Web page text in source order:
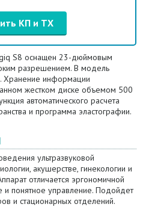
КП и ТХ
S8 оснащен 23-дюймовым
разрешением. В модель
Хранение информации
жестком диске объемом 500
автоматического расчета
и программа эластографии.
ультразвуковой
акушерстве, гинекологии и
отличается эргономичной
и понятное управление. Подойдет
и стационарных отделений.